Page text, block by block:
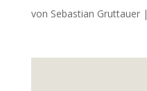
von Sebastian Gruttauer|